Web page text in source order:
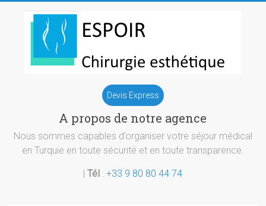
esthetique
Turquie
Devis Express
A propos de notre agence
Nous sommes capables d’organiser votre séjour médical
en Turquie en toute sécurité et en toute transparence.
|Tél :+33 9 80 80 44 74